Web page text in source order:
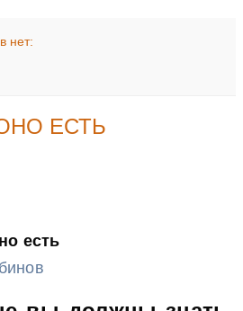
нет:
ЕСТЬ
есть